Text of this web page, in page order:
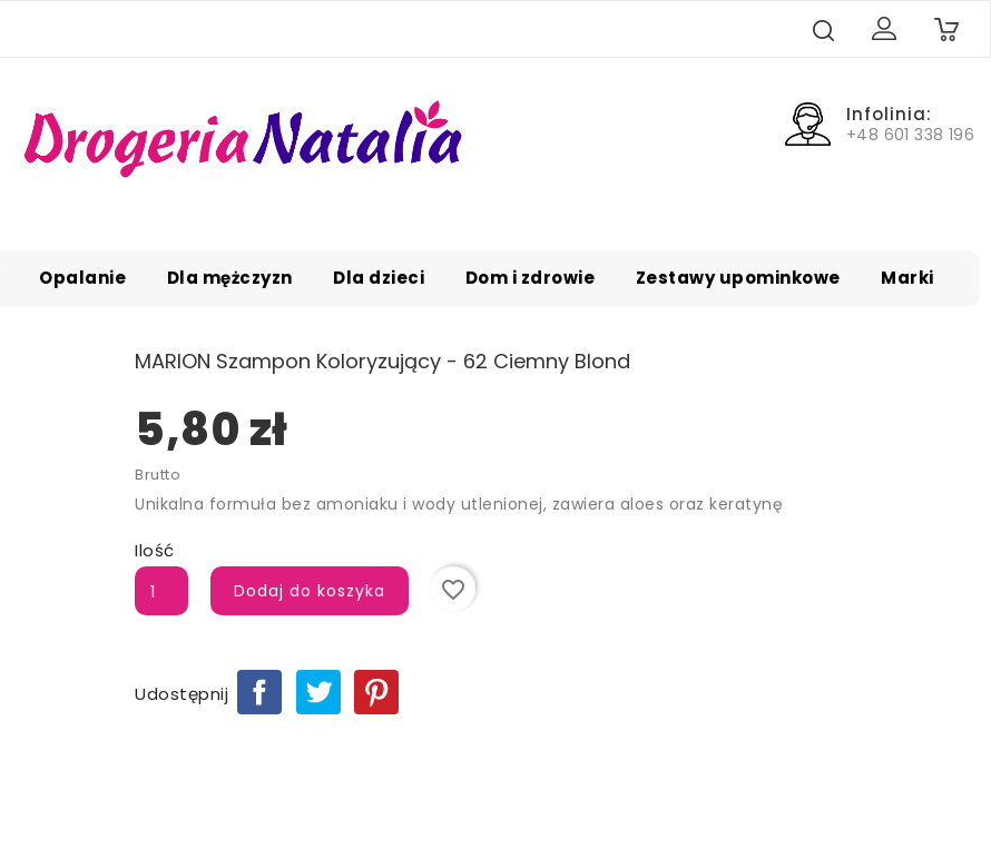
0
Infolinia:
+48 601 338 196
Opalanie Dla mężczyzn Dla dzieci Dom i zdrowie Zestawy upominkowe Marki
MARION Szampon Koloryzujący - 62 Ciemny Blond
5,80 zł
Brutto
Unikalna formuła bez amoniaku i wody utlenionej, zawiera aloes oraz keratynę
Ilość
Dodaj do koszyka favorite_border
Udostępnij